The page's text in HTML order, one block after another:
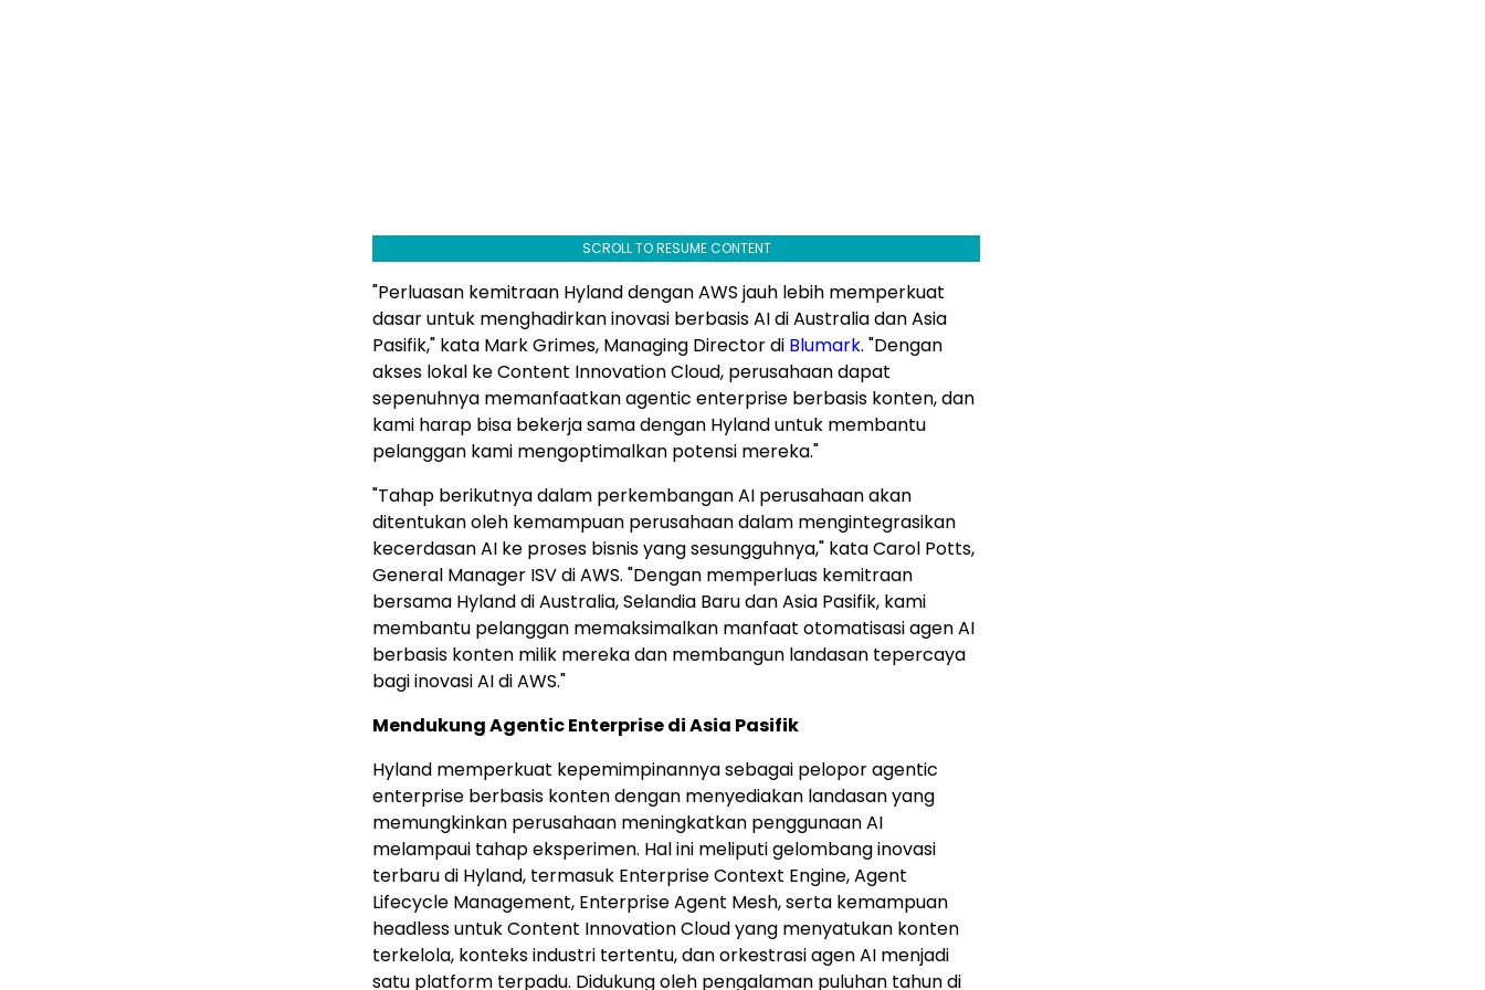
SCROLL TO RESUME CONTENT
"Perluasan kemitraan Hyland dengan AWS jauh lebih memperkuat
dasar untuk menghadirkan inovasi berbasis AI di Australia dan Asia
Pasifik," kata Mark Grimes, Managing Director di Blumark. "Dengan
akses lokal ke Content Innovation Cloud, perusahaan dapat
sepenuhnya memanfaatkan agentic enterprise berbasis konten, dan
kami harap bisa bekerja sama dengan Hyland untuk membantu
pelanggan kami mengoptimalkan potensi mereka."
"Tahap berikutnya dalam perkembangan AI perusahaan akan
ditentukan oleh kemampuan perusahaan dalam mengintegrasikan
kecerdasan AI ke proses bisnis yang sesungguhnya," kata Carol Potts,
General Manager ISV di AWS. "Dengan memperluas kemitraan
bersama Hyland di Australia, Selandia Baru dan Asia Pasifik, kami
membantu pelanggan memaksimalkan manfaat otomatisasi agen AI
berbasis konten milik mereka dan membangun landasan tepercaya
bagi inovasi AI di AWS."
Mendukung Agentic Enterprise di Asia Pasifik
Hyland memperkuat kepemimpinannya sebagai pelopor agentic
enterprise berbasis konten dengan menyediakan landasan yang
memungkinkan perusahaan meningkatkan penggunaan AI
melampaui tahap eksperimen. Hal ini meliputi gelombang inovasi
terbaru di Hyland, termasuk Enterprise Context Engine, Agent
Lifecycle Management, Enterprise Agent Mesh, serta kemampuan
headless untuk Content Innovation Cloud yang menyatukan konten
terkelola, konteks industri tertentu, dan orkestrasi agen AI menjadi
satu platform terpadu. Didukung oleh pengalaman puluhan tahun di